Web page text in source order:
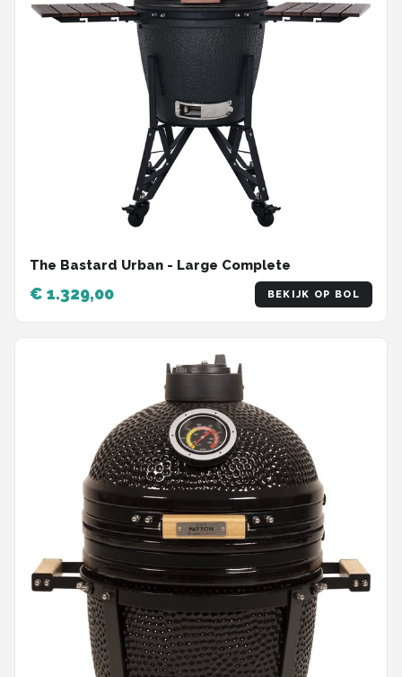
The Bastard Urban - Large Complete
€ 1.329,00 BEKIJK OP BOL